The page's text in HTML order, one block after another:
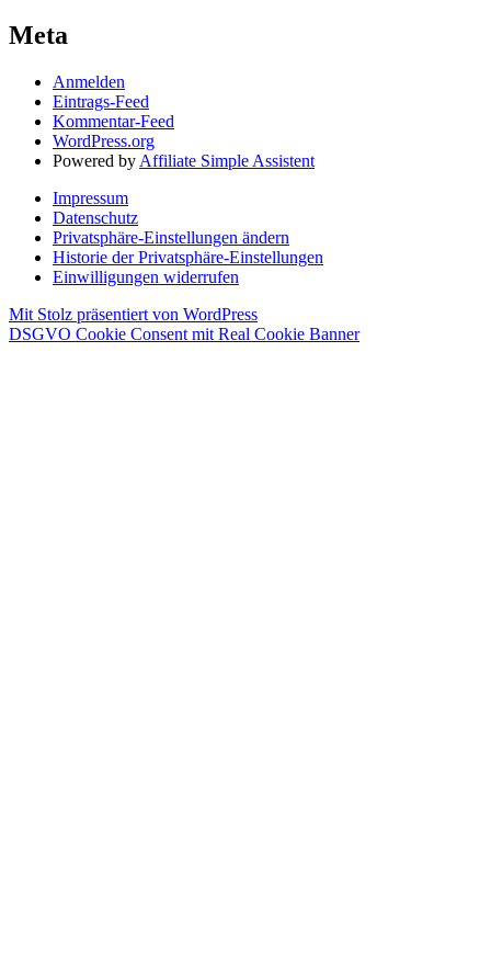
Meta
Anmelden
Eintrags-Feed
Kommentar-Feed
WordPress.org
Powered by Affiliate Simple Assistent
Impressum
Datenschutz
Privatsphäre-Einstellungen ändern
Historie der Privatsphäre-Einstellungen
Einwilligungen widerrufen
Mit Stolz präsentiert von WordPress
DSGVO Cookie Consent mit Real Cookie Banner